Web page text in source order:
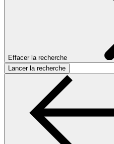
Effacer la recherche
Lancer la recherche